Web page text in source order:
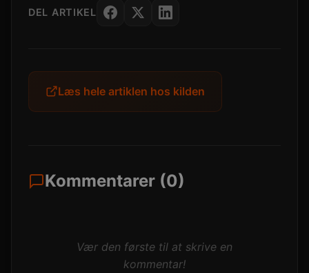
DEL ARTIKEL
Læs hele artiklen hos kilden
Kommentarer (0)
Vær den første til at skrive en
kommentar!